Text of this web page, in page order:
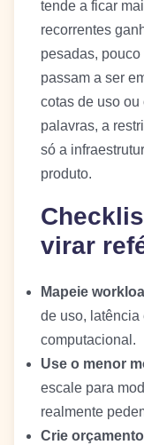
tende a ficar
recorrentes
pesadas,
passam a ser
cotas de uso ou
palavras, a
só a
produto.
virar
Mapeie
de uso,
computacional.
Use o menor
escale para
realmente
Crie